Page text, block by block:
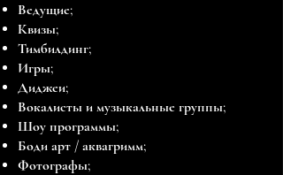
Ведущие;
Квизы;
Тимбилдинг;
Игры;
Диджеи;
Вокалисты и музыкальные группы;
Шоу программы;
Боди арт / аквагримм;
Фотографы;